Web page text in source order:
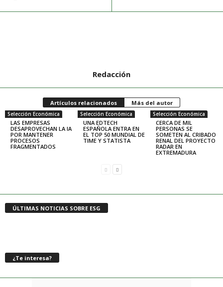
Redacción
Artículos relacionados Más del autor
Selección Económica
LAS EMPRESAS
DESAPROVECHAN LA IA
POR MANTENER
PROCESOS
FRAGMENTADOS
Selección Económica
UNA EDTECH
ESPAÑOLA ENTRA EN
EL TOP 50 MUNDIAL DE
TIME Y STATISTA
Selección Económica
CERCA DE MIL
PERSONAS SE
SOMETEN AL CRIBADO
RENAL DEL PROYECTO
RADAR EN
EXTREMADURA
ÚLTIMAS NOTICIAS SOBRE ESG
¿Te interesa?